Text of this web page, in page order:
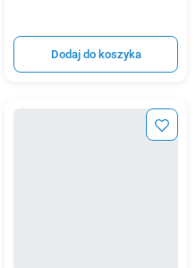
Dodaj do koszyka